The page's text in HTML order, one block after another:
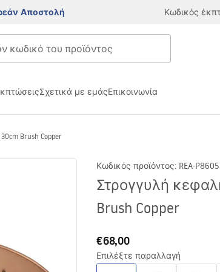
Αποστολή Κωδικός
Σχετικά με εμάςΕπικοινωνία
Brush Copper
Κωδικός προϊόντος: REA-P8605
Στρογγυλή
Brush Copper
€68,00
Επιλέξτε παραλλαγή